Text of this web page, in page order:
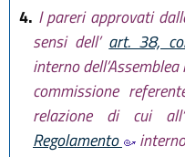
4. I pareri approvati
sensi dell’ art. 38,
interno
commissione
relazione di cui
Regolamento